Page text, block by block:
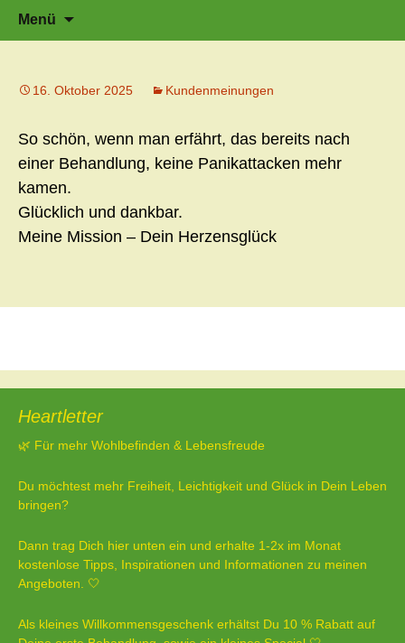
ZumHerzflüstern – Sonja Schwarzmaier –
Herzfluestern.de
Zeit für neue Wege
Menü
nach:
16. Oktober 2025 Kundenmeinungen
So schön, wenn man erfährt, das bereits nach
einer Behandlung, keine Panikattacken mehr
kamen.
Glücklich und dankbar.
Meine Mission – Dein Herzensglück
Heartletter
🌿 Für mehr Wohlbefinden & Lebensfreude
Du möchtest mehr Freiheit, Leichtigkeit und Glück in Dein Leben
bringen?
Dann trag Dich hier unten ein und erhalte 1-2x im Monat
kostenlose Tipps, Inspirationen und Informationen zu meinen
Angeboten. 🤍
Als kleines Willkommensgeschenk erhältst Du 10 % Rabatt auf